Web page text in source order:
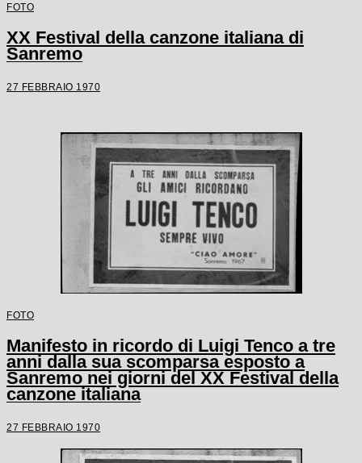
FOTO
XX Festival della canzone italiana di
Sanremo
27 FEBBRAIO 1970
FOTO
Manifesto in ricordo di Luigi Tenco a tre
anni dalla sua scomparsa esposto a
Sanremo nei giorni del XX Festival della
canzone italiana
27 FEBBRAIO 1970